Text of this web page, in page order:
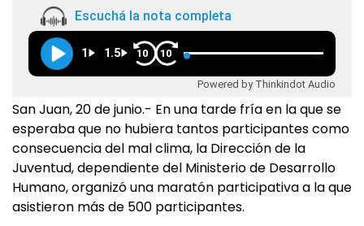
Escuchá la nota completa
1 1.5 10 10
Powered by Thinkindot Audio
San Juan, 20 de junio.- En una tarde fría en la que se
esperaba que no hubiera tantos participantes como
consecuencia del mal clima, la Dirección de la
Juventud, dependiente del Ministerio de Desarrollo
Humano, organizó una maratón participativa a la que
asistieron más de 500 participantes.